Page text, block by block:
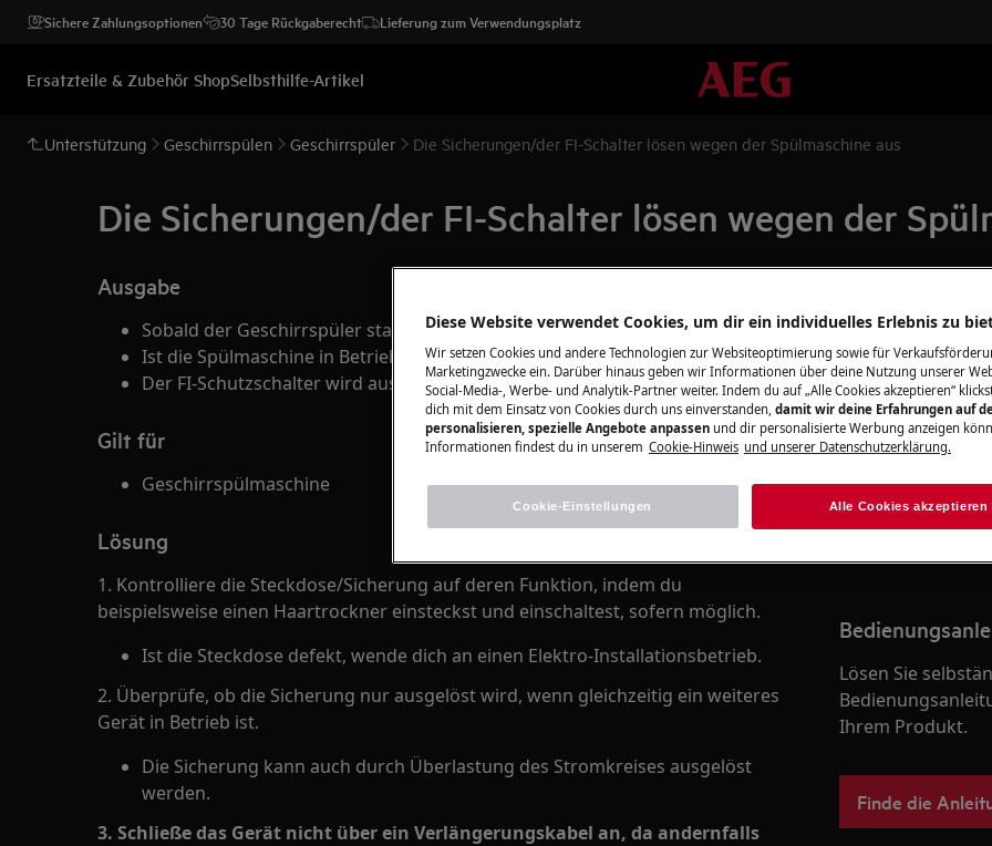
Sichere Zahlungsoptionen 30 Tage Rückgaberecht Lieferung zum Verwendungsplatz
Ersatzteile & Zubehör ShopSelbsthilfe-Artikel
Unterstützung Geschirrspülen Geschirrspüler Die Sicherungen/der FI-Schalter lösen wegen der Spülmaschine aus
Die Sicherungen/der FI-Schalter lösen wegen der
Ausgabe
Sobald der Geschirrspüler startet, löst die Sicherung aus.
Ist die Spülmaschine in Betrieb, fliegt die Sicherung aus.
Der FI-Schutzschalter wird ausgelöst.
Gilt für
Geschirrspülmaschine
Lösung
1. Kontrolliere die Steckdose/Sicherung auf deren Funktion, indem du
beispielsweise einen Haartrockner einsteckst und einschaltest, sofern möglich.
Ist die Steckdose defekt, wende dich an einen Elektro-Installationsbetrieb.
2. Überprüfe, ob die Sicherung nur ausgelöst wird, wenn gleichzeitig ein weiteres
Gerät in Betrieb ist.
Die Sicherung kann auch durch Überlastung des Stromkreises ausgelöst
werden.
3. Schließe das Gerät nicht über ein Verlängerungskabel an, da andernfalls
Finden Sie das
Ersatzteile für
Holen Sie das
dem richtigen
Zum Webshop
Lösen Sie
Ihrem Produkt.
Finde die
Diese Website verwendet Cookies, um dir ein individuelles Erlebnis zu
Wir setzen Cookies und andere Technologien zur Websiteoptimierung sowie für
Marketingzwecke ein. Darüber hinaus geben wir Informationen über deine Nutzung unserer
Social-Media-, Werbe- und Analytik-Partner weiter. Indem du auf „Alle Cookies akzeptieren“
dich mit dem Einsatz von Cookies durch uns einverstanden, damit wir deine Erfahrungen auf
personalisieren, spezielle Angebote anpassen und dir personalisierte Werbung anzeigen
Informationen findest du in unserem Cookie-Hinweis und unserer Datenschutzerklärung.
Cookie-Einstellungen Alle Cookies akzeptieren